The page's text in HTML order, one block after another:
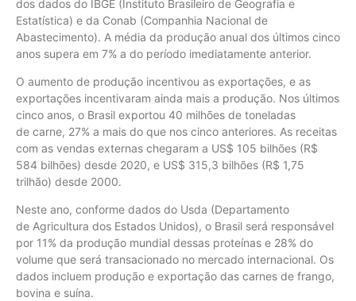
dos dados do IBGE (Instituto Brasileiro de Geografia e
Estatística) e da Conab (Companhia Nacional de
Abastecimento). A média da produção anual dos últimos cinco
anos supera em 7% a do período imediatamente anterior.
O aumento de produção incentivou as exportações, e as
exportações incentivaram ainda mais a produção. Nos últimos
cinco anos, o Brasil exportou 40 milhões de toneladas
de carne, 27% a mais do que nos cinco anteriores. As receitas
com as vendas externas chegaram a US$ 105 bilhões (R$
584 bilhões) desde 2020, e US$ 315,3 bilhões (R$ 1,75
trilhão) desde 2000.
Neste ano, conforme dados do Usda (Departamento
de Agricultura dos Estados Unidos), o Brasil será responsável
por 11% da produção mundial dessas proteínas e 28% do
volume que será transacionado no mercado internacional. Os
dados incluem produção e exportação das carnes de frango,
bovina e suína.